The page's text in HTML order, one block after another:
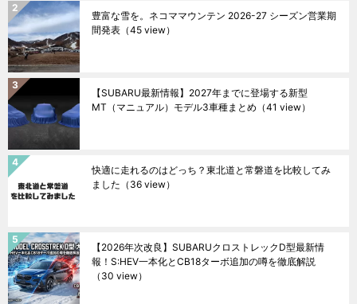
豊富な雪を。ネコママウンテン 2026-27 シーズン営業期
間発表 （45 view）
【SUBARU最新情報】2027年までに登場する新型
MT（マニュアル）モデル3車種まとめ （41 view）
快適に走れるのはどっち？東北道と常磐道を比較してみ
ました （36 view）
【2026年次改良】SUBARUクロストレックD型最新情
報！S:HEV一本化とCB18ターボ追加の噂を徹底解説
（30 view）